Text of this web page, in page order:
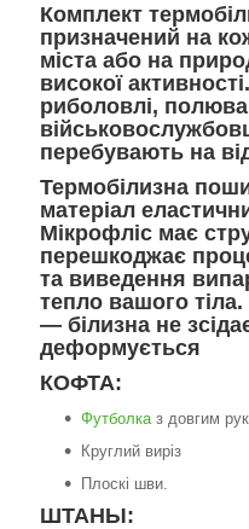
Комплект
призначений на
міста або на
високої
риболовлі,
перебувають на
Термобілизна
матеріал
Мікрофліс має
перешкоджає
та виведення
тепло вашого
— білизна не
деформується
КОФТА:
Футболка з довгим
Круглий виріз
Плоскі шви.
ШТАНЫ: